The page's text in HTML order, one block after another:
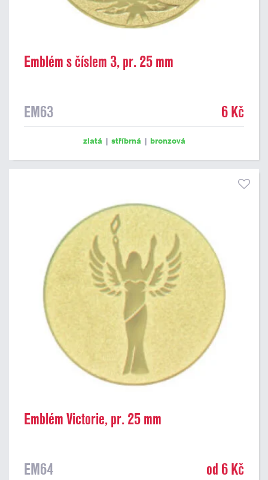
Emblém s číslem 3, pr. 25 mm
EM63 6 Kč
zlatá | stříbrná | bronzová
Emblém Victorie, pr. 25 mm
EM64 od 6 Kč